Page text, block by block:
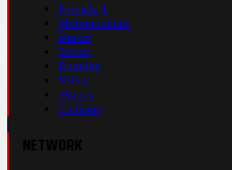
Formula 1
Motomondiale
Basket
Tennis
Running
Volley
eSports
Ciclismo